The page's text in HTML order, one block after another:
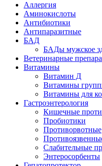
Аллергия
Аминокислоты
Антибиотики
Антипаразитные
БАД
БАДы мужское
Ветеринарные
Витамины
Витамин Д
Витамины
Витамины для
Гастроэнтерология
Кишечные
Пробиотики
Противорвотные
Слабительные
Энтеросорбенты